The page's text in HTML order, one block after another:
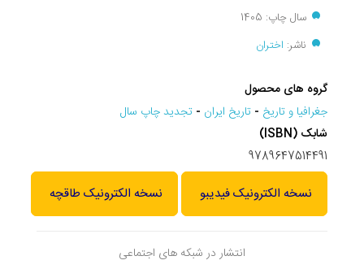
سال چاپ: 1405
ناشر: اختران
گروه های محصول
جغرافيا و تاريخ - تاریخ ایران - تجديد چاپ سال
شابک (ISBN)
9789647514491
نسخه الکترونیک فیدیبو نسخه الکترونیک طاقچه
انتشار در شبکه های اجتماعی